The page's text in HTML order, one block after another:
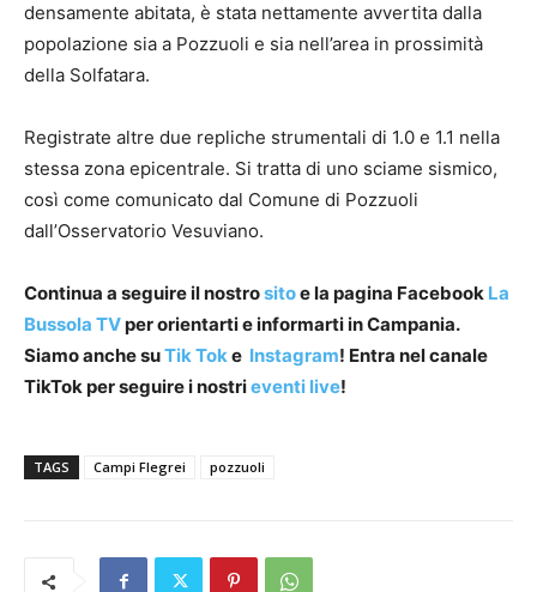
densamente abitata, è stata nettamente avvertita dalla
popolazione sia a Pozzuoli e sia nell’area in prossimità
della Solfatara.
Registrate altre due repliche strumentali di 1.0 e 1.1 nella
stessa zona epicentrale. Si tratta di uno sciame sismico,
così come comunicato dal Comune di Pozzuoli
dall’Osservatorio Vesuviano.
Continua a seguire il nostrositoe la pagina Facebook La
Bussola TVper orientarti e informarti in Campania.
Siamo anche suTik Toke Instagram! Entra nel canale
TikTok per seguire i nostrieventi live!
TAGS Campi Flegrei pozzuoli